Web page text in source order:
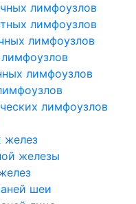
лимфоузлов
лимфоузлов
лимфоузлов
лимфоузлов
лимфоузлов
желез
железы
шеи